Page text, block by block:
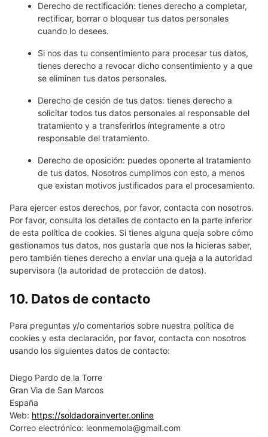
Derecho de rectificación: tienes derecho a completar,
rectificar, borrar o bloquear tus datos personales
cuando lo desees.
Si nos das tu consentimiento para procesar tus datos,
tienes derecho a revocar dicho consentimiento y a que
se eliminen tus datos personales.
Derecho de cesión de tus datos: tienes derecho a
solicitar todos tus datos personales al responsable del
tratamiento y a transferirlos íntegramente a otro
responsable del tratamiento.
Derecho de oposición: puedes oponerte al tratamiento
de tus datos. Nosotros cumplimos con esto, a menos
que existan motivos justificados para el procesamiento.
Para ejercer estos derechos, por favor, contacta con nosotros.
Por favor, consulta los detalles de contacto en la parte inferior
de esta política de cookies. Si tienes alguna queja sobre cómo
gestionamos tus datos, nos gustaría que nos la hicieras saber,
pero también tienes derecho a enviar una queja a la autoridad
supervisora (la autoridad de protección de datos).
10. Datos de contacto
Para preguntas y/o comentarios sobre nuestra política de
cookies y esta declaración, por favor, contacta con nosotros
usando los siguientes datos de contacto:
Diego Pardo de la Torre
Gran Via de San Marcos
España
Web: https://soldadorainverter.online
Correo electrónico: leonmemola@gmail.com